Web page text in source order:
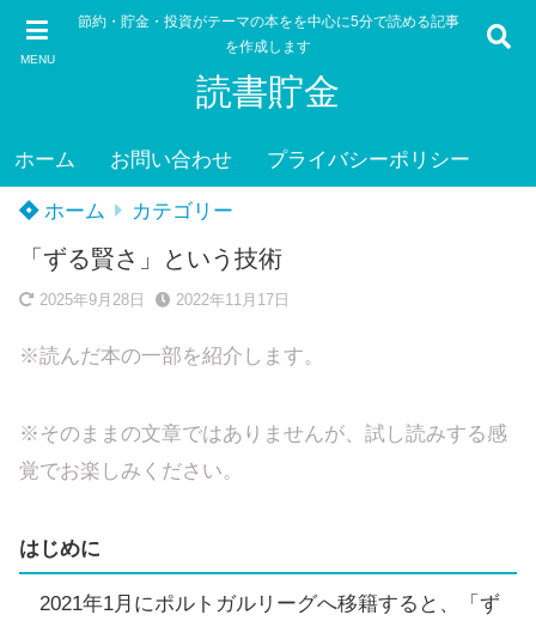
MENU
節約・貯金・投資がテーマの本をを中心に5分で読める記事
を作成します
読書貯金
ホーム お問い合わせ プライバシーポリシー
ホーム カテゴリー
「ずる賢さ」という技術
2025年9月28日 2022年11月17日
※読んだ本の一部を紹介します。
※そのままの文章ではありませんが、試し読みする感
覚でお楽しみください。
はじめに
2021年1月にポルトガルリーグへ移籍すると、「ず